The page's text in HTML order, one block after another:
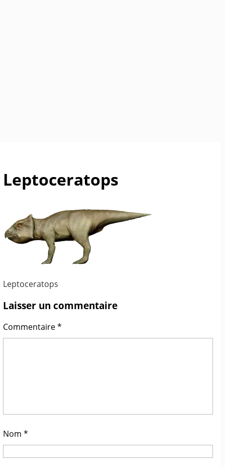
Leptoceratops
Leptoceratops
Laisser un commentaire
Commentaire*
Nom*